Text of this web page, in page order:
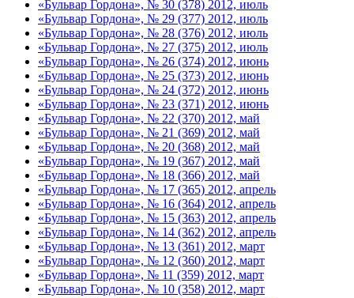
«Бульвар Гордона», № 30 (378) 2012, июль
«Бульвар Гордона», № 29 (377) 2012, июль
«Бульвар Гордона», № 28 (376) 2012, июль
«Бульвар Гордона», № 27 (375) 2012, июль
«Бульвар Гордона», № 26 (374) 2012, июнь
«Бульвар Гордона», № 25 (373) 2012, июнь
«Бульвар Гордона», № 24 (372) 2012, июнь
«Бульвар Гордона», № 23 (371) 2012, июнь
«Бульвар Гордона», № 22 (370) 2012, май
«Бульвар Гордона», № 21 (369) 2012, май
«Бульвар Гордона», № 20 (368) 2012, май
«Бульвар Гордона», № 19 (367) 2012, май
«Бульвар Гордона», № 18 (366) 2012, май
«Бульвар Гордона», № 17 (365) 2012, апрель
«Бульвар Гордона», № 16 (364) 2012, апрель
«Бульвар Гордона», № 15 (363) 2012, апрель
«Бульвар Гордона», № 14 (362) 2012, апрель
«Бульвар Гордона», № 13 (361) 2012, март
«Бульвар Гордона», № 12 (360) 2012, март
«Бульвар Гордона», № 11 (359) 2012, март
«Бульвар Гордона», № 10 (358) 2012, март